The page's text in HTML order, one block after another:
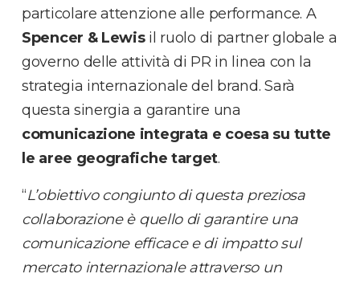
particolare attenzione alle performance. A
Spencer & Lewisil ruolo di partner globale a
governo delle attività di PR in linea con la
strategia internazionale del brand. Sarà
questa sinergia a garantire una
comunicazione integrata e coesa su tutte
le aree geografiche target.
“L’obiettivo congiunto di questa preziosa
collaborazione è quello di garantire una
comunicazione efficace e di impatto sul
mercato internazionale attraverso un